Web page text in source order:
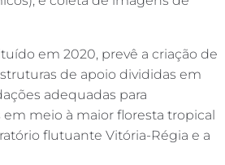
em 2020, prevê a criação de
de apoio divididas em
adequadas para
meio à maior floresta tropical
flutuante Vitória-Régia e a